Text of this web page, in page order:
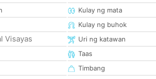
Visayas
Kulay ng mata
Kulay ng buhok
Uri ng katawan
Taas
Timbang